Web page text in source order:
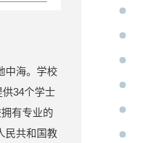
中海。学校
34个学士
有专业的
民共和国教
认证吗